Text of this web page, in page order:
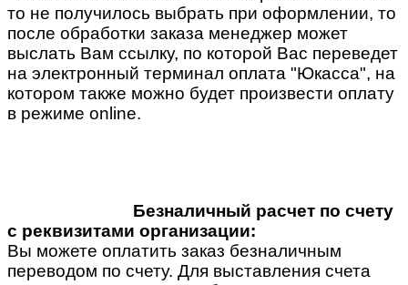
то не получилось выбрать при оформлении, то
после обработки заказа менеджер может
выслать Вам ссылку, по которой Вас переведет
на электронный терминал оплата "Юкасса", на
котором также можно будет произвести оплату
в режиме online.
Безналичный расчет по счету
с реквизитами организации:
Вы можете оплатить заказ безналичным
переводом по счету. Для выставления счета